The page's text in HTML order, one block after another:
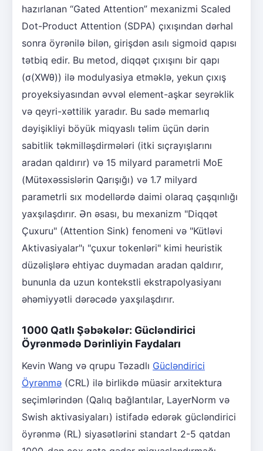
hazırlanan “Gated Attention” mexanizmi Scaled
Dot-Product Attention (SDPA) çıxışından dərhal
sonra öyrənilə bilən, girişdən asılı sigmoid qapısı
tətbiq edir. Bu metod, diqqət çıxışını bir qapı
(σ(XWθ)) ilə modulyasiya etməklə, yekun çıxış
proyeksiyasından əvvəl element-aşkar seyrəklik
və qeyri-xəttilik yaradır. Bu sadə memarlıq
dəyişikliyi böyük miqyaslı təlim üçün dərin
sabitlik təkmilləşdirmələri (itki sıçrayışlarını
aradan qaldırır) və 15 milyard parametrli MoE
(Mütəxəssislərin Qarışığı) və 1.7 milyard
parametrli sıx modellərdə daimi olaraq çaşqınlığı
yaxşılaşdırır. Ən əsası, bu mexanizm "Diqqət
Çuxuru" (Attention Sink) fenomeni və "Kütləvi
Aktivasiyalar"ı "çuxur tokenləri" kimi heuristik
düzəlişlərə ehtiyac duymadan aradan qaldırır,
bununla da uzun kontekstli ekstrapolyasiyanı
əhəmiyyətli dərəcədə yaxşılaşdırır.
1000 Qatlı Şəbəkələr: Gücləndirici
Öyrənmədə Dərinliyin Faydaları
Kevin Wang və qrupu Təzadlı Gücləndirici
Öyrənmə (CRL) ilə birlikdə müasir arxitektura
seçimlərindən (Qalıq bağlantılar, LayerNorm və
Swish aktivasiyaları) istifadə edərək gücləndirici
öyrənmə (RL) siyasətlərini standart 2-5 qatdan